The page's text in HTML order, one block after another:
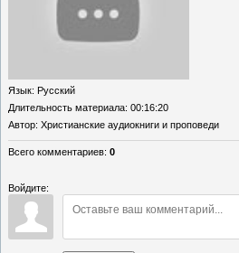
Язык: Русский
Длительность материала: 00:16:20
Автор: Христианские аудиокниги и проповеди
Всего комментариев: 0
Войдите: